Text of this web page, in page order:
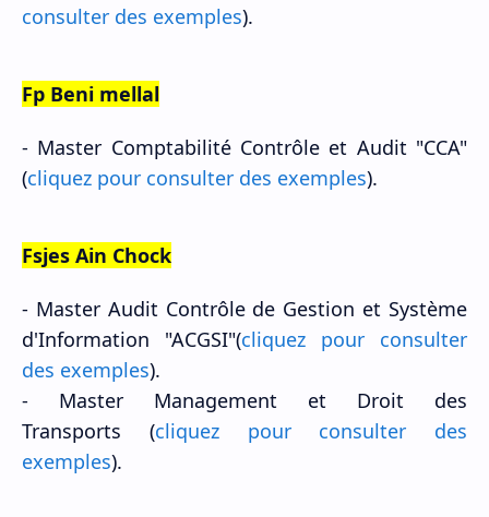
consulter des exemples).
Fp Beni mellal
- Master Comptabilité Contrôle et Audit "CCA"
(cliquez pour consulter des exemples).
Fsjes Ain Chock
- Master Audit Contrôle de Gestion et Système
d'Information "ACGSI"(cliquez pour consulter
des exemples).
- Master Management et Droit des
Transports (cliquez pour consulter des
exemples).